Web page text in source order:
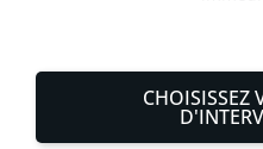
CHOISISSEZ